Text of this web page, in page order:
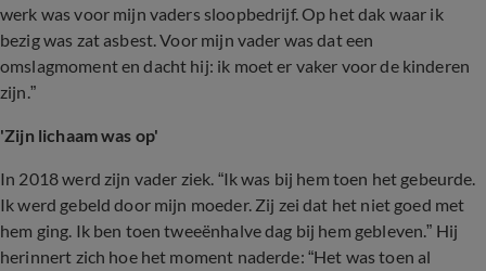
werk was voor mijn vaders sloopbedrijf. Op het dak waar ik
bezig was zat asbest. Voor mijn vader was dat een
omslagmoment en dacht hij: ik moet er vaker voor de kinderen
zijn.”
'Zijn lichaam was op'
In 2018 werd zijn vader ziek. “Ik was bij hem toen het gebeurde.
Ik werd gebeld door mijn moeder. Zij zei dat het niet goed met
hem ging. Ik ben toen tweeënhalve dag bij hem gebleven.” Hij
herinnert zich hoe het moment naderde: “Het was toen al